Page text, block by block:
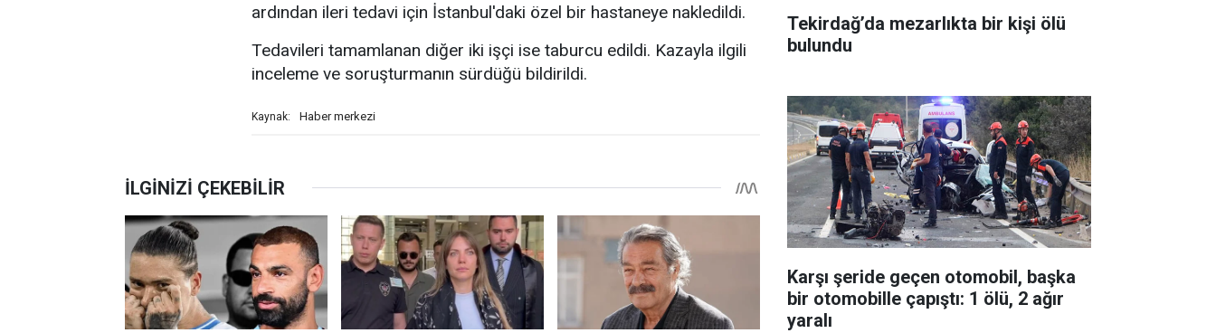
ardından ileri tedavi için İstanbul'daki özel bir hastaneye nakledildi.
Tedavileri tamamlanan diğer iki işçi ise taburcu edildi. Kazayla ilgili
inceleme ve soruşturmanın sürdüğü bildirildi.
Kaynak: Haber merkezi
Tekirdağ’da mezarlıkta bir kişi ölü
bulundu
Karşı şeride geçen otomobil, başka
bir otomobille çapıştı: 1 ölü, 2 ağır
yaralı